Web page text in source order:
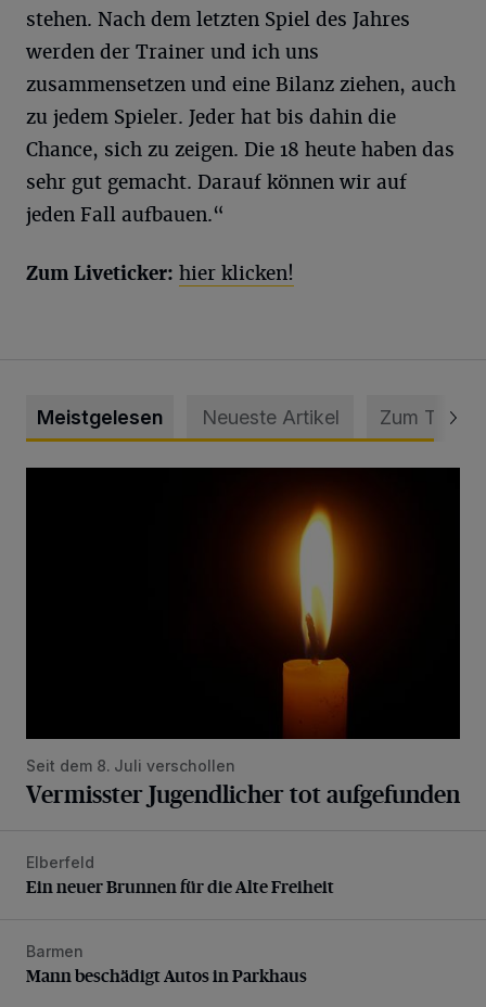
stehen. Nach dem letzten Spiel des Jahres
werden der Trainer und ich uns
zusammensetzen und eine Bilanz ziehen, auch
zu jedem Spieler. Jeder hat bis dahin die
Chance, sich zu zeigen. Die 18 heute haben das
sehr gut gemacht. Darauf können wir auf
jeden Fall aufbauen.“
Zum Liveticker: hier klicken!
Meistgelesen Neueste Artikel Zum Thema
Seit dem 8. Juli verschollen
Vermisster Jugendlicher tot aufgefunden
Ein neuer Brunnen für die Alte Freiheit
Elberfeld
Ein neuer Brunnen für die Alte Freiheit
Mann beschädigt Autos in Parkhaus
Barmen
Mann beschädigt Autos in Parkhaus